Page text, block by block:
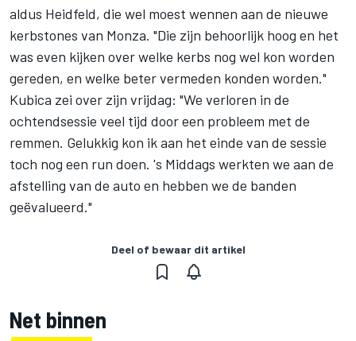
aldus Heidfeld, die wel moest wennen aan de nieuwe
kerbstones van Monza. "Die zijn behoorlijk hoog en het
was even kijken over welke kerbs nog wel kon worden
gereden, en welke beter vermeden konden worden."
Kubica zei over zijn vrijdag: "We verloren in de
ochtendsessie veel tijd door een probleem met de
remmen. Gelukkig kon ik aan het einde van de sessie
toch nog een run doen. 's Middags werkten we aan de
afstelling van de auto en hebben we de banden
geëvalueerd."
Deel of bewaar dit artikel
Net binnen